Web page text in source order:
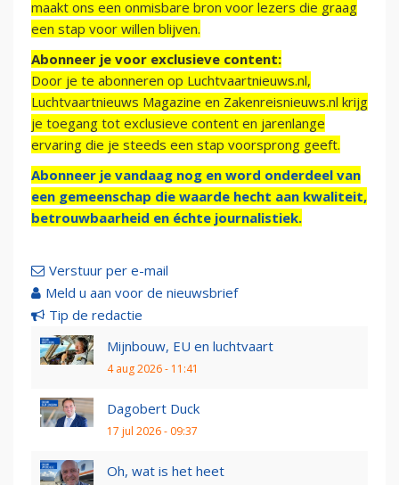
maakt ons een onmisbare bron voor lezers die graag
een stap voor willen blijven.
Abonneer je voor exclusieve content:
Door je te abonneren op Luchtvaartnieuws.nl,
Luchtvaartnieuws Magazine en Zakenreisnieuws.nl krijg
je toegang tot exclusieve content en jarenlange
ervaring die je steeds een stap voorsprong geeft.
Abonneer je vandaag nog en word onderdeel van
een gemeenschap die waarde hecht aan kwaliteit,
betrouwbaarheid en échte journalistiek.
Verstuur per e-mail
Meld u aan voor de nieuwsbrief
Tip de redactie
Mijnbouw, EU en luchtvaart
4 aug 2026 - 11:41
Dagobert Duck
17 jul 2026 - 09:37
Oh, wat is het heet